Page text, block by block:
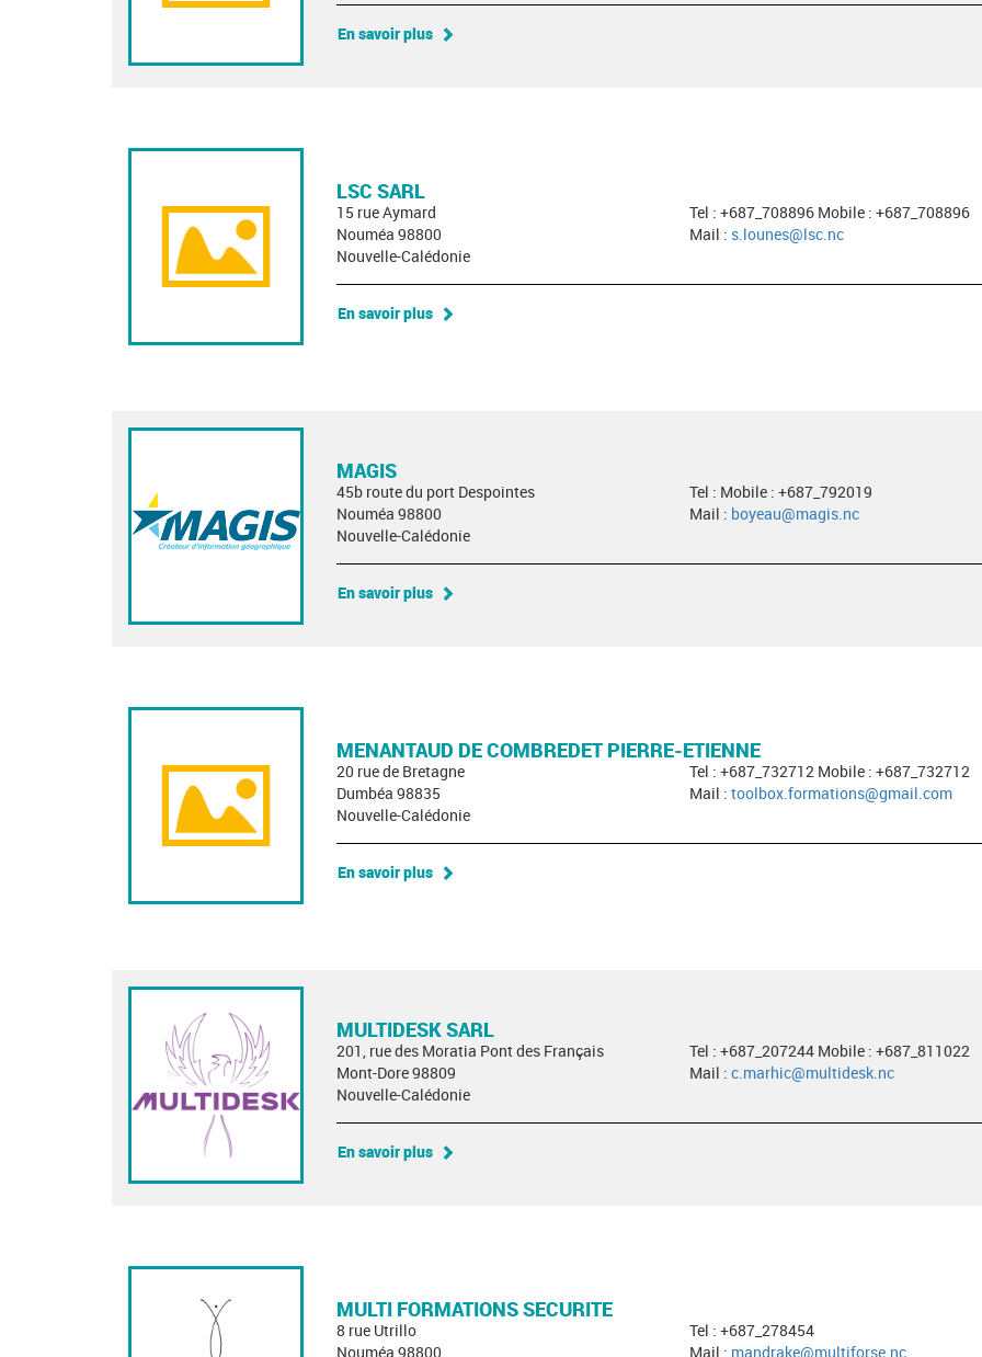
En savoir plus
LSC SARL
15 rue Aymard
Nouméa 98800
Nouvelle-Calédonie
Tel : +687_708896 Mobile : +687_708896
Mail : s.lounes@lsc.nc
En savoir plus
MAGIS
45b route du port Despointes
Nouméa 98800
Nouvelle-Calédonie
Tel : Mobile : +687_792019
Mail : boyeau@magis.nc
En savoir plus
MENANTAUD DE COMBREDET PIERRE-ETIENNE
20 rue de Bretagne
Dumbéa 98835
Nouvelle-Calédonie
Tel : +687_732712 Mobile : +687_732712
Mail : toolbox.formations@gmail.com
En savoir plus
MULTIDESK SARL
201, rue des Moratia Pont des Français
Mont-Dore 98809
Nouvelle-Calédonie
Tel : +687_207244 Mobile : +687_811022
Mail : c.marhic@multidesk.nc
En savoir plus
MULTI FORMATIONS SECURITE
8 rue Utrillo
Nouméa 98800
Tel : +687_278454
Mail : mandrake@multiforse.nc